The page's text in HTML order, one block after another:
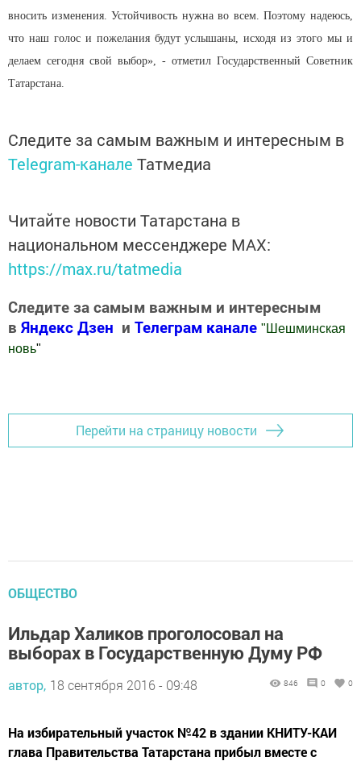
вносить изменения. Устойчивость нужна во всем. Поэтому надеюсь,
что наш голос и пожелания будут услышаны, исходя из этого мы и
делаем сегодня свой выбор», - отметил Государственный Советник
Татарстана.
Следите за самым важным и интересным в
Telegram-канале Татмедиа
Читайте новости Татарстана в
национальном мессенджере MАХ:
https://max.ru/tatmedia
Следите за самым важным и интересным
в Яндекс Дзен и Телеграм канале " Шешминская
новь"
Перейти на страницу новости
ОБЩЕСТВО
Ильдар Халиков проголосовал на
выборах в Государственную Думу РФ
автор, 18 сентября 2016 - 09:48 846 0 0
На избирательный участок №42 в здании КНИТУ-КАИ
глава Правительства Татарстана прибыл вместе с